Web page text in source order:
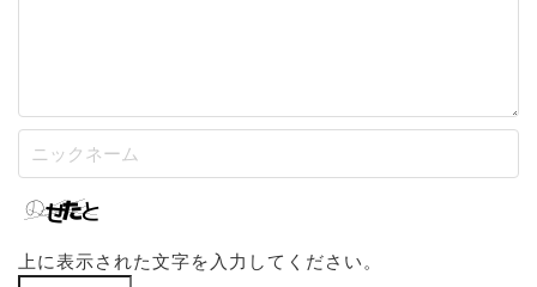
上に表示された文字を入力してください。